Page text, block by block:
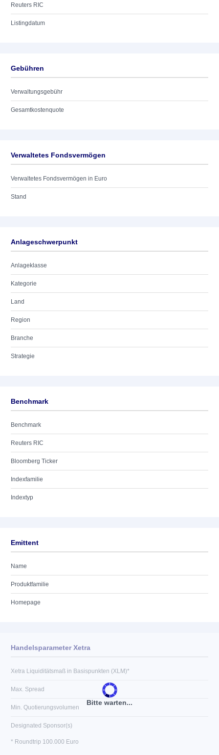
Reuters RIC
Listingdatum
Gebühren
Verwaltungsgebühr
Gesamtkostenquote
Verwaltetes Fondsvermögen
Verwaltetes Fondsvermögen in Euro
Stand
Anlageschwerpunkt
Anlageklasse
Kategorie
Land
Region
Branche
Strategie
Benchmark
Benchmark
Reuters RIC
Bloomberg Ticker
Indexfamilie
Indextyp
Emittent
Name
Produktfamilie
Homepage
Bitte warten...
Handelsparameter Xetra
Xetra Liquiditätsmaß in Basispunkten (XLM)*
Max. Spread
Min. Quotierungsvolumen
Designated Sponsor(s)
* Roundtrip 100.000 Euro